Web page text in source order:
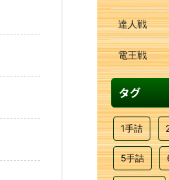
達人戦
電王戦
タグ
1手詰
5手詰